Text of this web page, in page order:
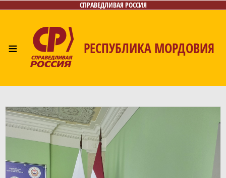
СПРАВЕДЛИВАЯ РОССИЯ
≡ РЕСПУБЛИКА МОРДОВИЯ
Контакты